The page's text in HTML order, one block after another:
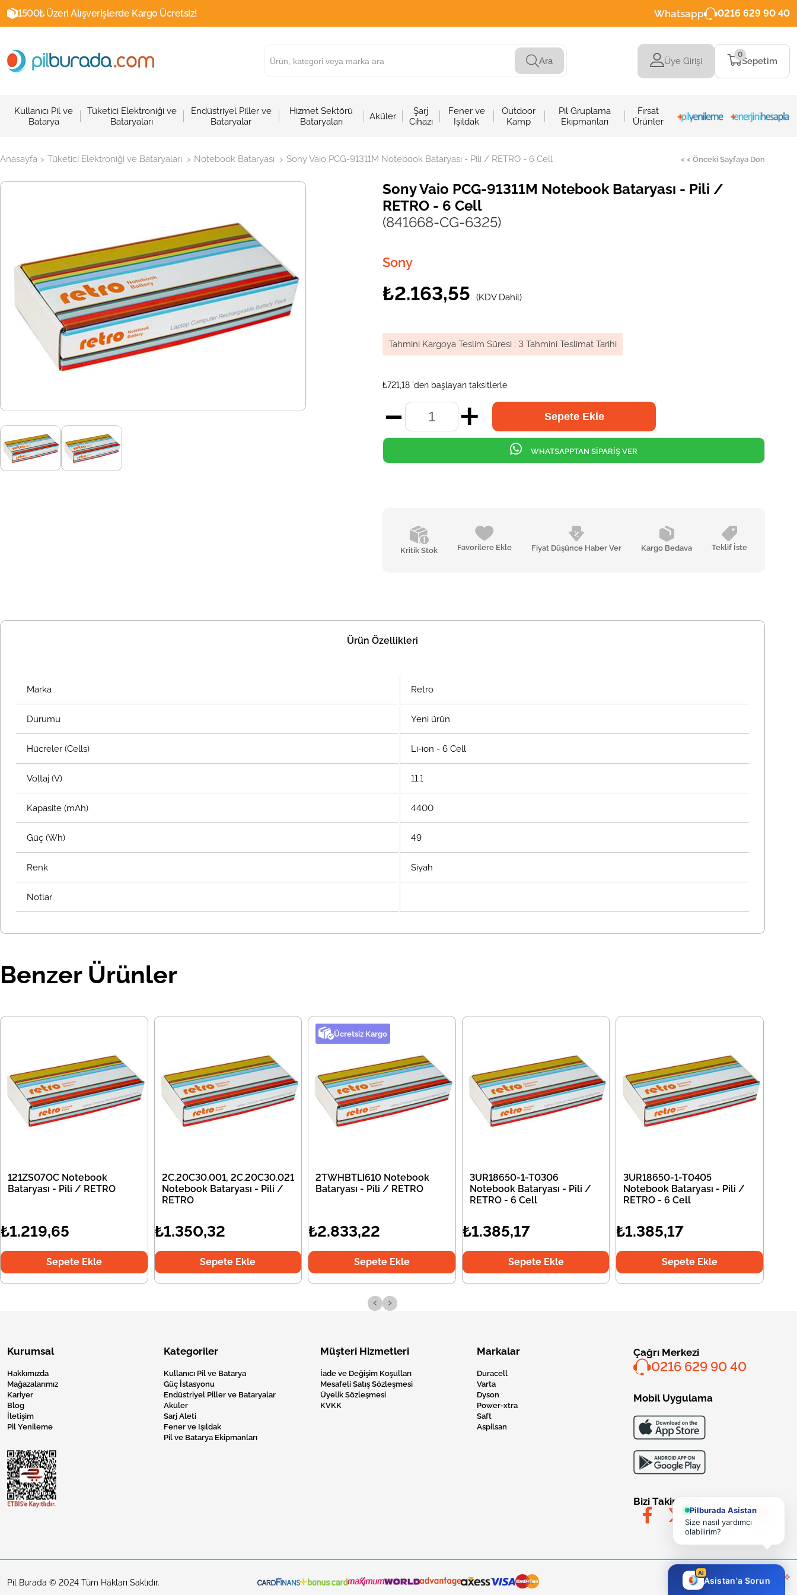
1500₺ Üzeri Alışverişlerde Kargo Ücretsiz! Whatsapp 0216 629 90 40
Ara Üye Girişi Sepetim
0
Kullanıcı Pil ve
Batarya
Tüketici Elektroniği ve
Bataryaları
Endüstriyel Piller ve
Bataryalar
Hizmet Sektörü
Bataryaları
Aküler
Şarj
Cihazı
Fener ve
Işıldak
Outdoor
Kamp
Pil Gruplama
Ekipmanları
Fırsat
Ürünler
Anasayfa > Tüketici Elektroniği ve Bataryaları > Notebook Bataryası > Sony Vaio PCG-91311M Notebook Bataryası - Pili / RETRO - 6 Cell < < Önceki Sayfaya Dön
Sony Vaio PCG-91311M Notebook Bataryası - Pili /
RETRO - 6 Cell
(841668-CG-6325)
Sony
₺2.163,55 (KDV Dahil)
Tahmini Kargoya Teslim Süresi : 3 Tahmini Teslimat Tarihi
₺721,18 'den başlayan taksitlerle
Kritik Stok Favorilere Ekle Fiyat Düşünce Haber Ver Kargo Bedava Teklif İste
WHATSAPPTAN SİPARİŞ VER
Ürün Özellikleri
Marka Retro
Durumu Yeni ürün
Hücreler (Cells) Li-ion - 6 Cell
Voltaj (V) 11.1
Kapasite (mAh) 4400
Güç (Wh) 49
Renk Siyah
Notlar
Benzer Ürünler
121ZS07OC Notebook
Bataryası - Pili / RETRO
₺1.219,65
Sepete Ekle
2C.20C30.001, 2C.20C30.021
Notebook Bataryası - Pili /
RETRO
₺1.350,32
Sepete Ekle
Ücretsiz Kargo
2TWHBTLI610 Notebook
Bataryası - Pili / RETRO
₺2.833,22
Sepete Ekle
3UR18650-1-T0306
Notebook Bataryası - Pili /
RETRO - 6 Cell
₺1.385,17
Sepete Ekle
3UR18650-1-T0405
Notebook Bataryası - Pili /
RETRO - 6 Cell
₺1.385,17
Sepete Ekle
‹ ›
Kurumsal
Hakkımızda
Mağazalarımız
Kariyer
Blog
İletişim
Pil Yenileme
Kategoriler
Kullanıcı Pil ve Batarya
Güç İstasyonu
Endüstriyel Piller ve Bataryalar
Aküler
Sarj Aleti
Fener ve Işıldak
Pil ve Batarya Ekipmanları
Müşteri Hizmetleri
İade ve Değişim Koşulları
Mesafeli Satış Sözleşmesi
Üyelik Sözleşmesi
KVKK
Markalar
Duracell
Varta
Dyson
Power-xtra
Saft
Aspilsan
Çağrı Merkezi
0216 629 90 40
Mobil Uygulama
Bizi Takip Edin
Pil Burada © 2024 Tüm Hakları Saklıdır.
Pilburada Asistan
Size nasıl yardımcı
olabilirim?
AI
Asistan'a Sorun